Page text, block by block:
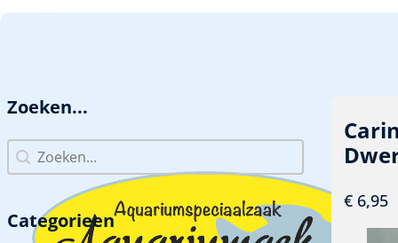
Zoeken...
Zoeken...
Zoeken...
Categorieen
€ 6,95